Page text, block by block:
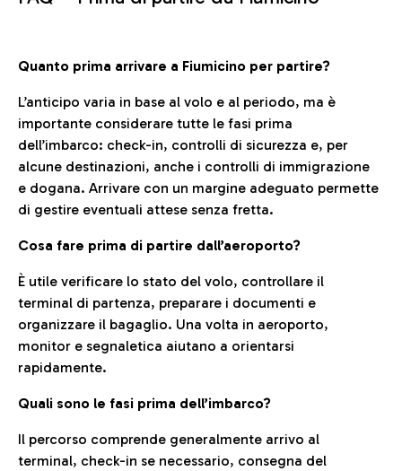
Quanto prima arrivare a Fiumicino per partire?
L’anticipo varia in base al volo e al periodo, ma è
importante considerare tutte le fasi prima
dell’imbarco: check-in, controlli di sicurezza e, per
alcune destinazioni, anche i controlli di immigrazione
e dogana. Arrivare con un margine adeguato permette
di gestire eventuali attese senza fretta.
Cosa fare prima di partire dall’aeroporto?
È utile verificare lo stato del volo, controllare il
terminal di partenza, preparare i documenti e
organizzare il bagaglio. Una volta in aeroporto,
monitor e segnaletica aiutano a orientarsi
rapidamente.
Quali sono le fasi prima dell’imbarco?
Il percorso comprende generalmente arrivo al
terminal, check-in se necessario, consegna del